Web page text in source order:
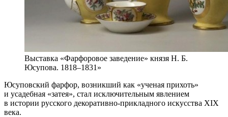
Выставка «Фарфоровое заведение» князя Н. Б.
Юсупова. 1818‒1831»
Юсуповский фарфор, возникший как «ученая прихоть»
и усадебная «затея», стал исключительным явлением
в истории русского декоративно-прикладного искусства XIX
века.